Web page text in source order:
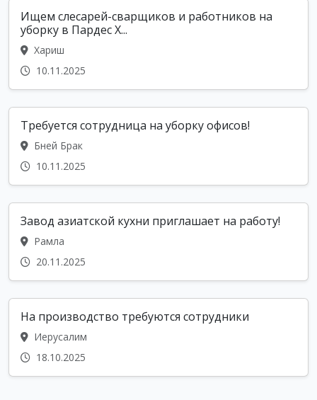
Ищем слесарей-сварщиков и работников на
уборку в Пардес Х...
Хариш
10.11.2025
Требуется сотрудница на уборку офисов!
Бней Брак
10.11.2025
Завод азиатской кухни приглашает на работу!
Рамла
20.11.2025
На производство требуются сотрудники
Иерусалим
18.10.2025